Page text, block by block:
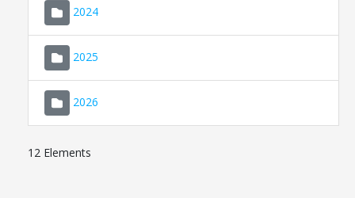
2024
2025
2026
12 Elements